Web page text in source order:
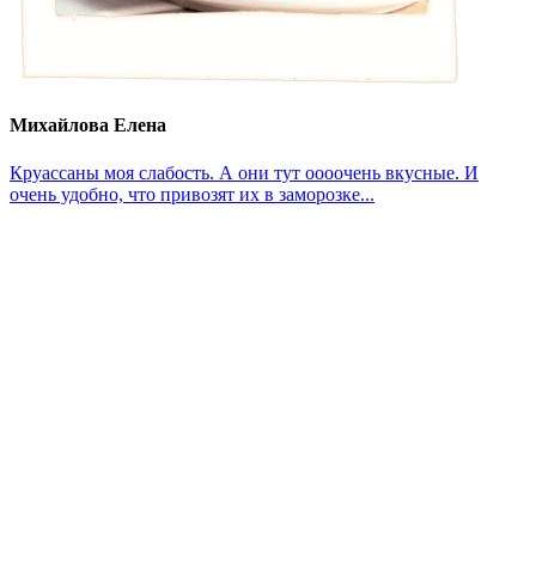
Михайлова Елена
Круассаны моя слабость. А они тут оооочень вкусные. И
очень удобно, что привозят их в заморозке...